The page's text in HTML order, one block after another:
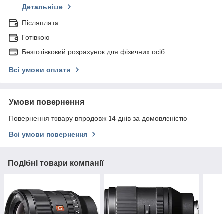
Детальніше
Післяплата
Готівкою
Безготівковий розрахунок для фізичних осіб
Всі умови оплати
Умови повернення
Повернення товару впродовж 14 днів за домовленістю
Всі умови повернення
Подібні товари компанії